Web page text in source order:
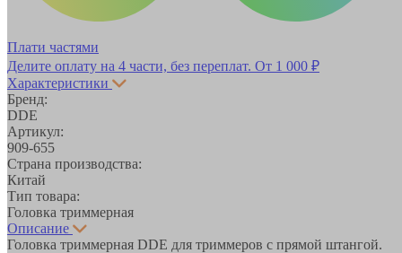
Плати частями
Делите оплату на 4 части, без переплат. От 1 000 ₽
Характеристики
Бренд:
DDE
Артикул:
909-655
Страна производства:
Китай
Тип товара:
Головка триммерная
Описание
Головка триммерная DDE для триммеров с прямой штангой.